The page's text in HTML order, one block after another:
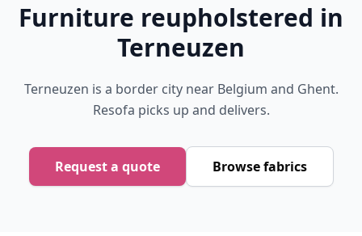
Furniture reupholstered in
Terneuzen
Terneuzen is a border city near Belgium and Ghent.
Resofa picks up and delivers.
Request a quote Browse fabrics